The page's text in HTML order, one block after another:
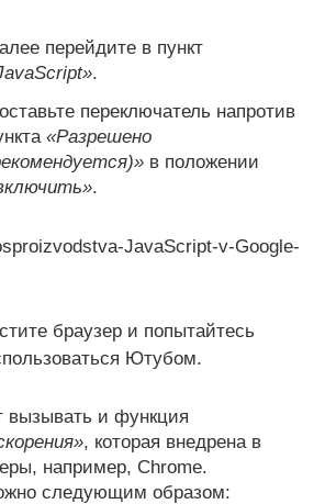
перейдите в пункт
.
переключатель напротив
«Разрешено
в положении
.
браузер и попытайтесь
Ютубом.
вызывать и функция
, которая внедрена в
например, Chrome.
следующим образом: